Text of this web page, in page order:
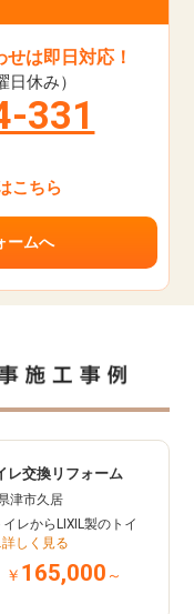
は即日対応！
休み）
331
こちら
ームへ
交換リフォーム
津市久居
イレからLIXIL製のトイ
しく見る
￥ 165,000 ～